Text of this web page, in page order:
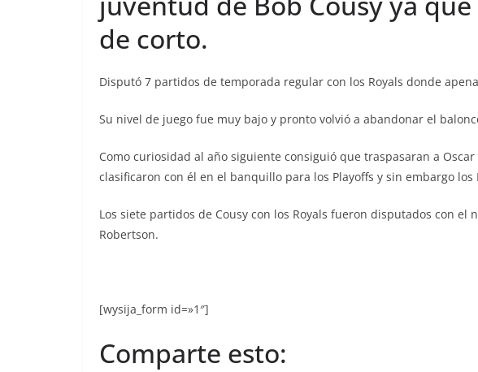
de corto.
Disputó 7 partidos de temporada regular con los Royals donde
Su nivel de juego fue muy bajo y pronto volvió a abandonar el
Como curiosidad al año siguiente consiguió que traspasaran a
clasificaron con él en el banquillo para los Playoffs y sin embargo los
Los siete partidos de Cousy con los Royals fueron disputados con el
Robertson.
[wysija_form id=»1″]
Comparte esto: